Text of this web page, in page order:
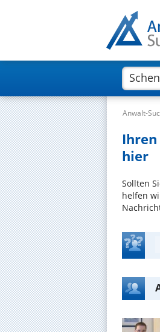
Anwalt-
hier
Sollten
helfen